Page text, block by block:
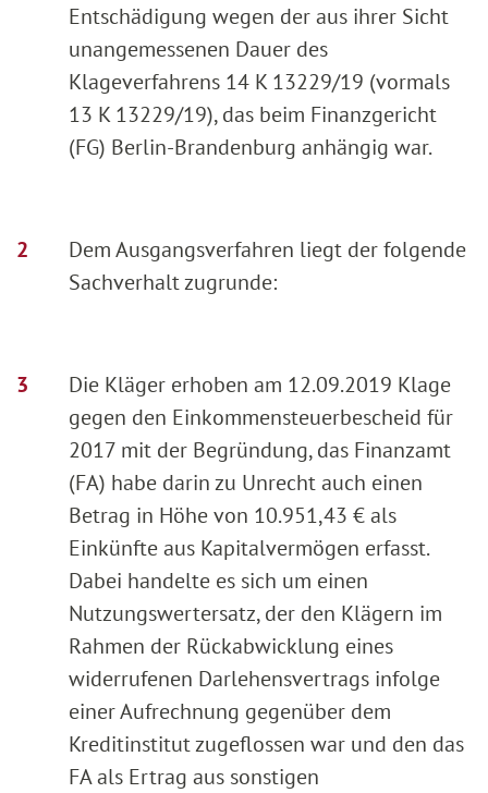
Entschädigung wegen der aus ihrer Sicht
unangemessenen Dauer des
Klageverfahrens 14 K 13229/19 (vormals
13 K 13229/19), das beim Finanzgericht
(FG) Berlin-Brandenburg anhängig war.
Dem Ausgangsverfahren liegt der folgende
Sachverhalt zugrunde:
Die Kläger erhoben am 12.09.2019 Klage
gegen den Einkommensteuerbescheid für
2017 mit der Begründung, das Finanzamt
(FA) habe darin zu Unrecht auch einen
Betrag in Höhe von 10.951,43 € als
Einkünfte aus Kapitalvermögen erfasst.
Dabei handelte es sich um einen
Nutzungswertersatz, der den Klägern im
Rahmen der Rückabwicklung eines
widerrufenen Darlehensvertrags infolge
einer Aufrechnung gegenüber dem
Kreditinstitut zugeflossen war und den das
FA als Ertrag aus sonstigen